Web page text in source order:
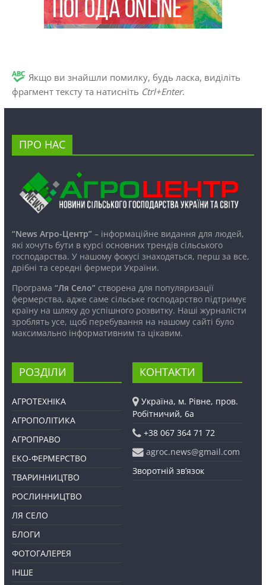
Якщо ви знайшли помилку, будь ласка, виділіть
фрагмент тексту та натисніть Ctrl+Enter.
ПРО НАС
“News Агро-Центр”– інформаційне видання для людей,
які хочуть бути в курсі основних трендів сільського
господарства. У нашому фокусі знаходяться, перш за все,
дрібні та середні фермери України.
Програма “Ля Село”створена для популяризації
фермерства, адже саме сільське господарство підтримує
країну на шляху до успішного розвитку. Наші журналісти
зроблять усе, щоб перебування на нашому сайті було
максимально інформативним та цікавим.
РОЗДІЛИ
АГРОТЕХНІКА
АГРОПОЛІТИКА
АГРОПРАВО
ЕКО-ФЕРМЕРСТВО
ТВАРИННИЦТВО
РОСЛИННИЦТВО
ЛЯ СЕЛО
БЛОГИ
ФОТОГАЛЕРЕЯ
ІНШЕ
КОНТАКТИ
Україна, м. Рівне, пров.
Робітничий, 6а
+38 067 364 71 72
agroc.news@gmail.com
Зворотній зв’язок